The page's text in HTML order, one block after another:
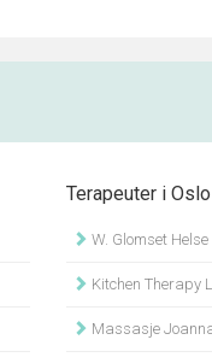
Terapeuter i
W. Glomset
Kitchen Therapy
Massasje